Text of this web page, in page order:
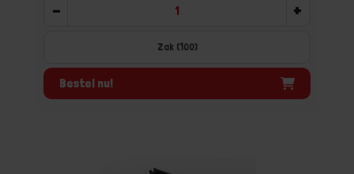
- +
Zak (100)
Bestel nu!